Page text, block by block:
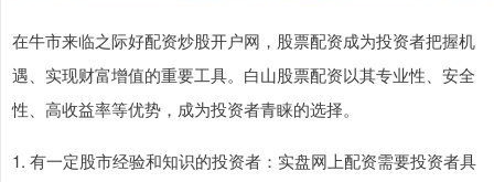
在牛市来临之际好配资炒股开户网，股票配资成为投资者把握机
遇、实现财富增值的重要工具。白山股票配资以其专业性、安全
性、高收益率等优势，成为投资者青睐的选择。
1. 有一定股市经验和知识的投资者：实盘网上配资需要投资者具